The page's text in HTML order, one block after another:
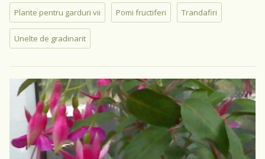
Plante pentru garduri vii Pomi fructiferi Trandafiri
Unelte de gradinarit